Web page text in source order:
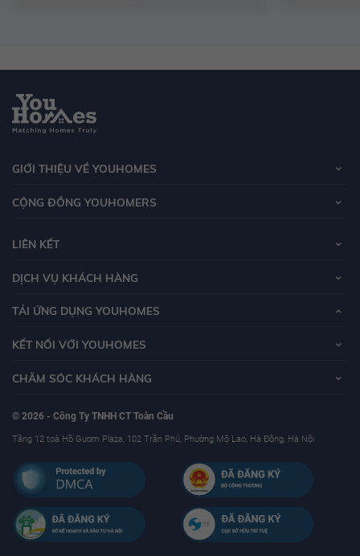
GIỚI THIỆU VỀ YOUHOMES
CỘNG ĐỒNG YOUHOMERS
LIÊN KẾT
DỊCH VỤ KHÁCH HÀNG
TẢI ỨNG DỤNG YOUHOMES
KẾT NỐI VỚI YOUHOMES
CHĂM SÓC KHÁCH HÀNG
© 2026 - Công Ty TNHH CT Toàn Cầu
Tầng 12 toà Hồ Gươm Plaza, 102 Trần Phú, Phường Mộ Lao, Hà Đông, Hà Nội